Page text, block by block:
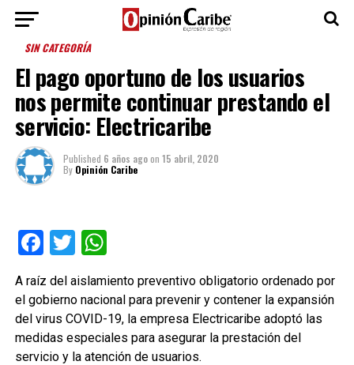
SIN CATEGORÍA
El pago oportuno de los usuarios
nos permite continuar prestando el
servicio: Electricaribe
Published 6 años agoon 15 abril, 2020
By Opinión Caribe
Facebook
TwitterWhatsApp
A raíz del aislamiento preventivo obligatorio ordenado por
el gobierno nacional para prevenir y contener la expansión
del virus COVID-19, la empresa Electricaribe adoptó las
medidas especiales para asegurar la prestación del
servicio y la atención de usuarios.